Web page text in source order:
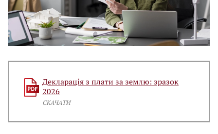
Декларація з плати за землю: зразок
2026
СКАЧАТИ